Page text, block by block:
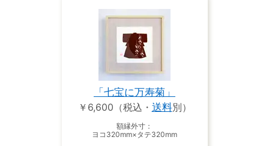
「七宝に万寿菊」
￥6,600（税込・ 送料別）
額縁外寸：
ヨコ320mm×タテ320mm